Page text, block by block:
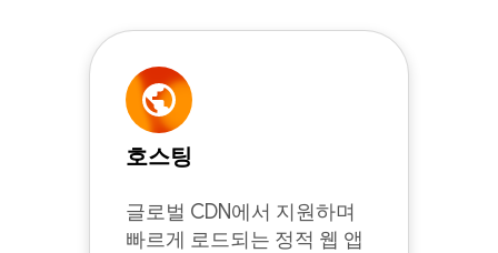
호스팅
글로벌 CDN에서 지원하며
빠르게 로드되는 정적 웹 앱